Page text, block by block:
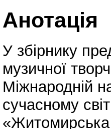
Анотація
У збірнику
музичної
Міжнародній
сучасному
«Житомирська